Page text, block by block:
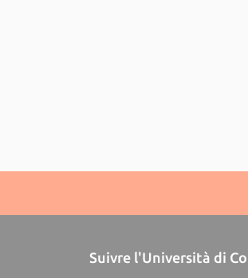
Suivre l'Università di